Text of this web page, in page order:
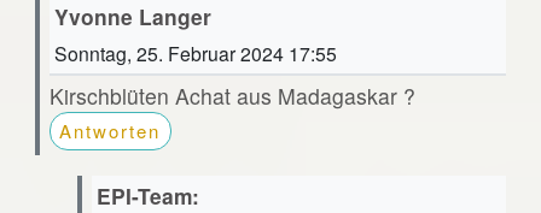
Yvonne Langer
Sonntag, 25. Februar 2024 17:55
Kirschblüten Achat aus Madagaskar ?
Antworten
EPI-Team: